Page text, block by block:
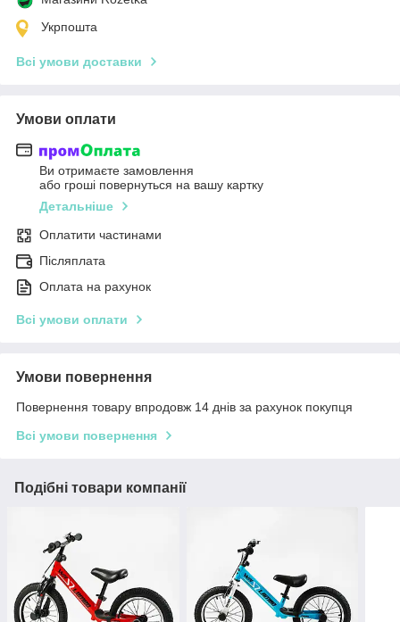
Укрпошта
Всі умови доставки
Умови оплати
Ви отримаєте замовлення
або гроші повернуться на вашу картку
Детальніше
Оплатити частинами
Післяплата
Оплата на рахунок
Всі умови оплати
Умови повернення
Повернення товару впродовж 14 днів за рахунок покупця
Всі умови повернення
Подібні товари компанії